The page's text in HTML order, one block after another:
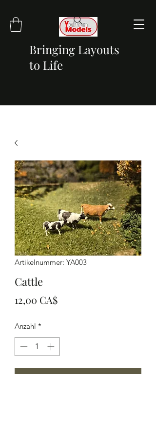
Bringing Layouts
to Life
Artikelnummer: YA003
Cattle
12,00 CA$Preis
Anzahl *
In den Warenkorb